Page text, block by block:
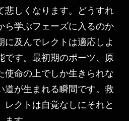
悲しくなります。どうすれ
ら学ぶフェーズに入るのか
に及んでレクトは適応しよ
です。最初期のポーツ、原
使命の上でしか生きられな
道が生まれる瞬間です。救
レクトは自覚なしにそれと